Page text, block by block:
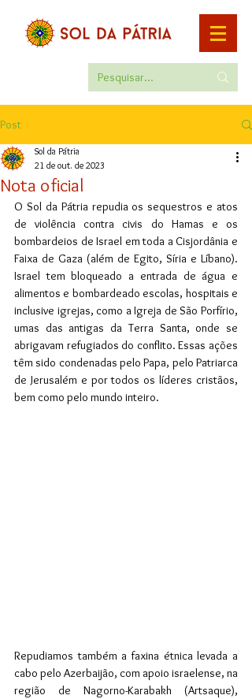
Post
Nota oficial
Sol da Pátria
21 de out. de 2023
O Sol da Pátria repudia os sequestros e atos
de violência contra civis do Hamas e os
bombardeios de Israel em toda a Cisjordânia e
Faixa de Gaza (além de Egito, Síria e Líbano).
Israel tem bloqueado a entrada de água e
alimentos e bombardeado escolas, hospitais e
inclusive igrejas, como a Igreja de São Porfírio,
umas das antigas da Terra Santa, onde se
abrigavam refugiados do conflito. Essas ações
têm sido condenadas pelo Papa, pelo Patriarca
de Jerusalém e por todos os líderes cristãos,
bem como pelo mundo inteiro.
Repudiamos também a faxina étnica levada a
cabo pelo Azerbaijão, com apoio israelense, na
região de Nagorno-Karabakh (Artsaque),